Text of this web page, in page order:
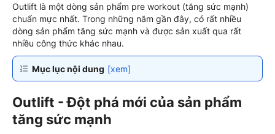
Outlift là một dòng sản phẩm pre workout (tăng sức mạnh)
chuẩn mực nhất. Trong những năm gần đây, có rất nhiều
dòng sản phẩm tăng sức mạnh và được sản xuất qua rất
nhiều công thức khác nhau.
Mục lục nội dung [xem]
Outlift - Đột phá mới của sản phẩm
tăng sức mạnh